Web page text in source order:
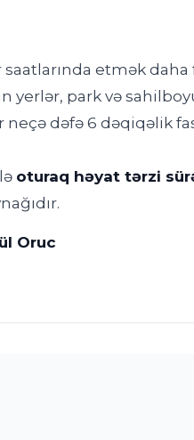
etmək daha
yerlər, park və
dəfə 6 dəqiqəlik
oturaq həyat tərzi
Oruc